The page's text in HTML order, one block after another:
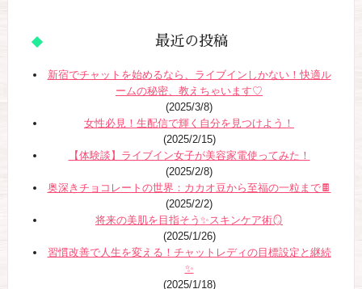
最近の投稿
新宿でチャットを始めるなら、ライブインしかない！快適ル
ームの秘密、教えちゃいます♡
(2025/3/8)
女性必見！生配信で輝く自分を見つけよう！
(2025/2/15)
【体験談】ライブイン女子が美容家電使ってみた！
(2025/2/8)
奥深きチョコレートの世界：カカオ豆から至福の一粒まで🍫
(2025/2/2)
将来の美肌を目指そう✨スキンケア術🪞
(2025/1/26)
習慣改善で人生を変える！チャットレディの目標設定と継続
✨
(2025/1/18)